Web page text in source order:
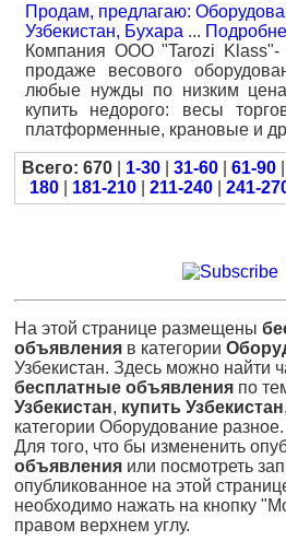
Продам, предлагаю:
Узбекистан, Бухара ...
Компания ООО "Tarozi Klass"-
продаже весового
любые нужды по низким
купить недорого: весы
платформенные, крановые и
Всего: 670| 1-30| 31-60| 61-90|
180
181-210 211-240 241-
На этой странице размещены
объявления в категории
Узбекистан. Здесь можно найти
бесплатные объявления по
Узбекистан, купить Узбекистан,
категории Оборудование разное.
Для того, что бы измененить
объявления или посмотреть
опубликованное на этой
необходимо нажать на кнопку
правом верхнем углу.